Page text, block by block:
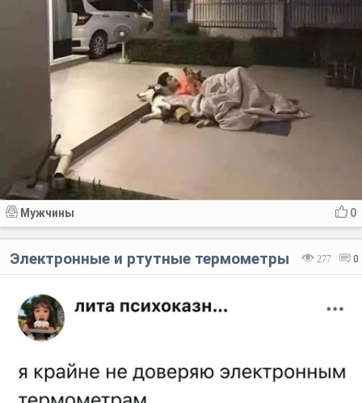
0
Мужчины
277 0
Электронные и ртутные термометры